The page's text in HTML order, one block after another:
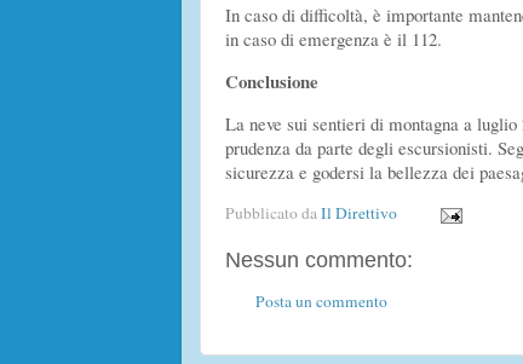
In caso di difficoltà, è importante
in caso di emergenza è il 112.
Conclusione
La neve sui sentieri di montagna a
prudenza da parte degli escursionisti.
sicurezza e godersi la bellezza dei
Pubblicato daIl Direttivo
Nessun commento:
Posta un commento